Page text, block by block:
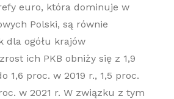
euro, która dominuje w
Polski, są równie
dla ogółu krajów
ich PKB obniży się z 1,9
1,6 proc. w 2019 r., 1,5 proc.
w 2021 r. W związku z tym